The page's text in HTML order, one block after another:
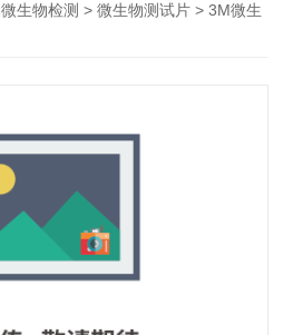
生物检测 >微生物测试片 > 3M微生